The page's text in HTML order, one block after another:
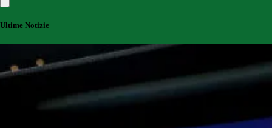
Ultime Notizie